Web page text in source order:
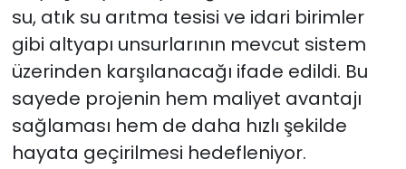
su, atık su arıtma tesisi ve idari birimler
gibi altyapı unsurlarının mevcut sistem
üzerinden karşılanacağı ifade edildi. Bu
sayede projenin hem maliyet avantajı
sağlaması hem de daha hızlı şekilde
hayata geçirilmesi hedefleniyor.